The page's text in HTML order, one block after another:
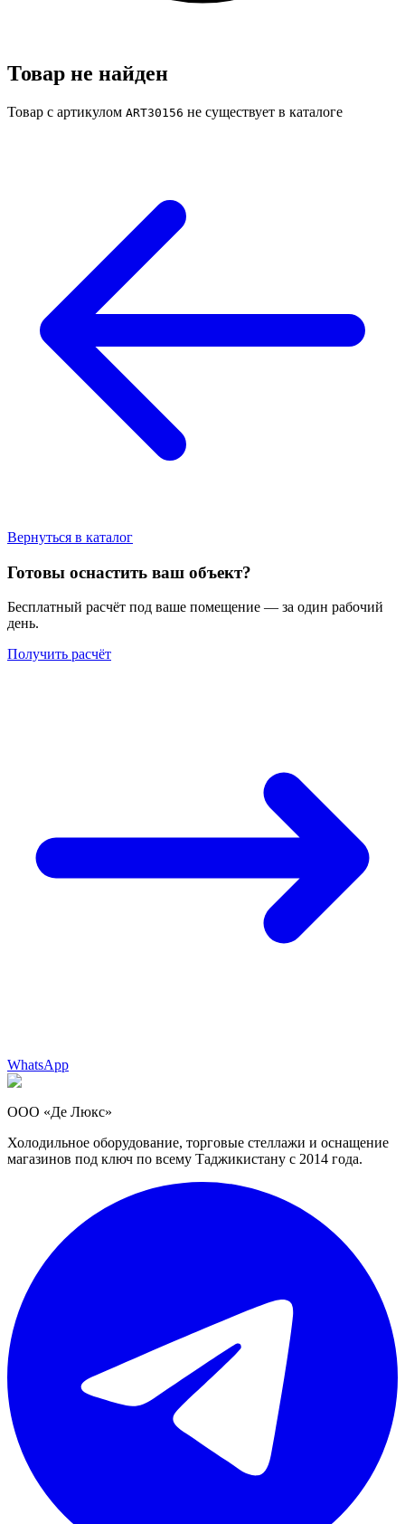
Товар не найден
Товар с артикулом ART30156 не существует в каталоге
Вернуться в каталог
Готовы оснастить ваш объект?
Бесплатный расчёт под ваше помещение — за один рабочий
день.
Получить расчёт
WhatsApp
ООО «Де Люкс»
Холодильное оборудование, торговые стеллажи и оснащение
магазинов под ключ по всему Таджикистану с 2014 года.